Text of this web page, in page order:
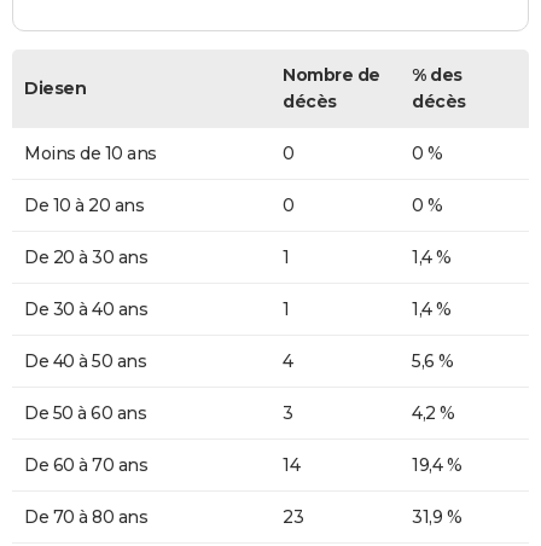
Diesen
Nombre de
décès
% des
décès
Moins de 10 ans 0 0 %
De 10 à 20 ans 0 0 %
De 20 à 30 ans 1 1,4 %
De 30 à 40 ans 1 1,4 %
De 40 à 50 ans 4 5,6 %
De 50 à 60 ans 3 4,2 %
De 60 à 70 ans 14 19,4 %
De 70 à 80 ans 23 31,9 %